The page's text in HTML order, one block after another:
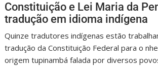
Constituição e Lei Maria da
tradução em idioma indígena
Quinze tradutores indígenas estão
tradução da Constituição Federal para o
origem tupinambá falada por diversos